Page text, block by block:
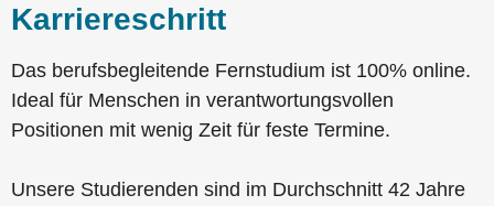
Karriereschritt
Das berufsbegleitende Fernstudium ist 100% online.
Ideal für Menschen in verantwortungsvollen
Positionen mit wenig Zeit für feste Termine.
Unsere Studierenden sind im Durchschnitt 42 Jahre